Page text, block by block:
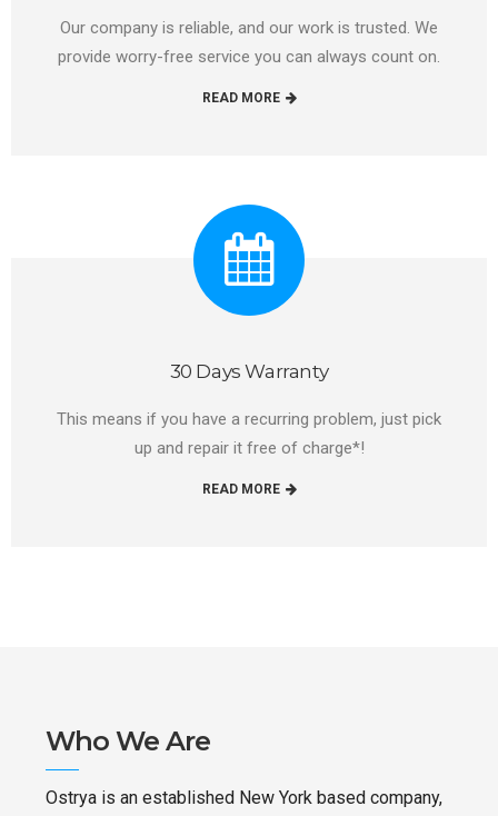
Our company is reliable, and our work is trusted. We
provide worry-free service you can always count on.
READ MORE
30 Days Warranty
This means if you have a recurring problem, just pick
up and repair it free of charge*!
READ MORE
Who We Are
Ostrya is an established New York based company,